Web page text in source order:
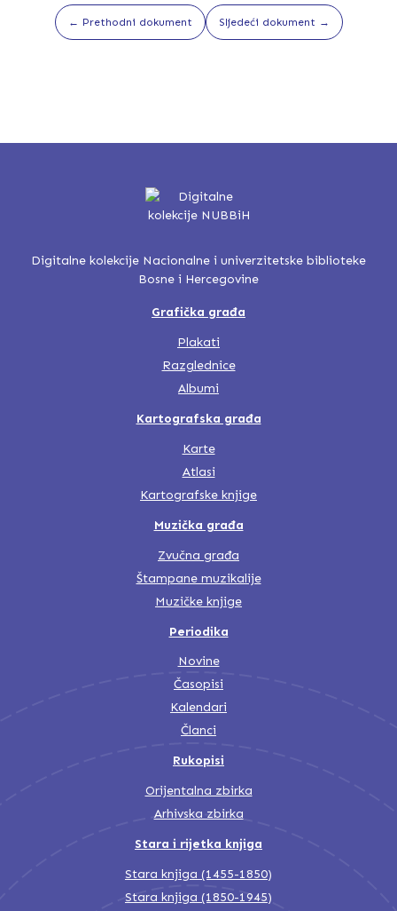
← Prethodni dokument Sljedeći dokument →
Digitalne kolekcije Nacionalne i univerzitetske biblioteke
Bosne i Hercegovine
Grafička građa
Plakati
Razglednice
Albumi
Kartografska građa
Karte
Atlasi
Kartografske knjige
Muzička građa
Zvučna građa
Štampane muzikalije
Muzičke knjige
Periodika
Novine
Časopisi
Kalendari
Članci
Rukopisi
Orijentalna zbirka
Arhivska zbirka
Stara i rijetka knjiga
Stara knjiga (1455-1850)
Stara knjiga (1850-1945)